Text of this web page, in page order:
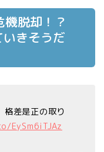
機脱却！？
きそうだ
格差是正の取り
EySm6iTJAz